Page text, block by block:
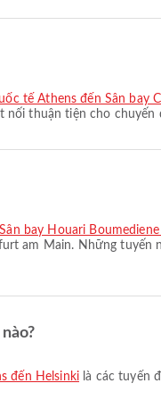
tế Athens đến Sân bay
thuận tiện cho chuyến
bay Houari
am Main. Những tuyến
đến Helsinki là các tuyến